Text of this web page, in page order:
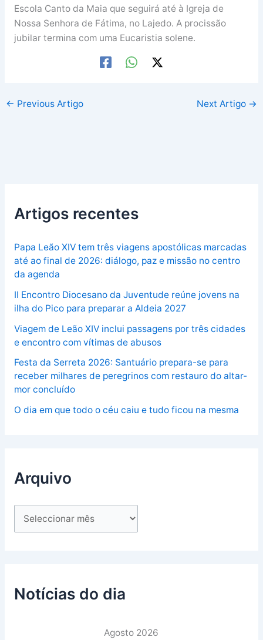
Escola Canto da Maia que seguirá até à Igreja de
Nossa Senhora de Fátima, no Lajedo. A procissão
jubilar termina com uma Eucaristia solene.
← Previous Artigo Next Artigo →
Artigos recentes
Papa Leão XIV tem três viagens apostólicas marcadas
até ao final de 2026: diálogo, paz e missão no centro
da agenda
II Encontro Diocesano da Juventude reúne jovens na
ilha do Pico para preparar a Aldeia 2027
Viagem de Leão XIV inclui passagens por três cidades
e encontro com vítimas de abusos
Festa da Serreta 2026: Santuário prepara-se para
receber milhares de peregrinos com restauro do altar-
mor concluído
O dia em que todo o céu caiu e tudo ficou na mesma
Arquivo
Notícias do dia
Agosto 2026